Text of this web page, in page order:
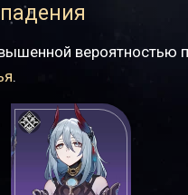
вероятностью
.